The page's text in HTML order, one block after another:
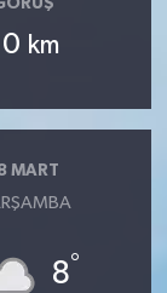
km
MART
8°